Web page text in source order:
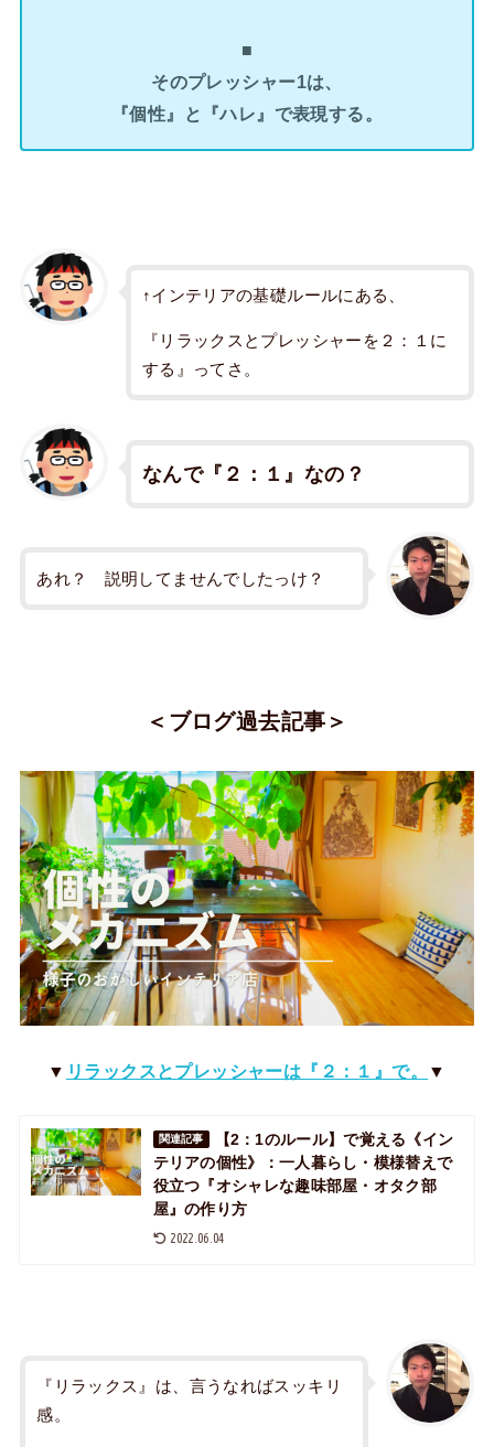
■
そのプレッシャー1は、
『個性』と『ハレ』で表現する。
↑インテリアの基礎ルールにある、
『リラックスとプレッシャーを２：１に
する』ってさ。
なんで『２：１』なの？
あれ？ 説明してませんでしたっけ？
＜ブログ過去記事＞
▼ リラックスとプレッシャーは『２：１』で。 ▼
関連記事
【2：1のルール】で覚える《イン
テリアの個性》：一人暮らし・模様替えで
役立つ『オシャレな趣味部屋・オタク部
屋』の作り方
2022.06.04
『リラックス』は、言うなればスッキリ
感。